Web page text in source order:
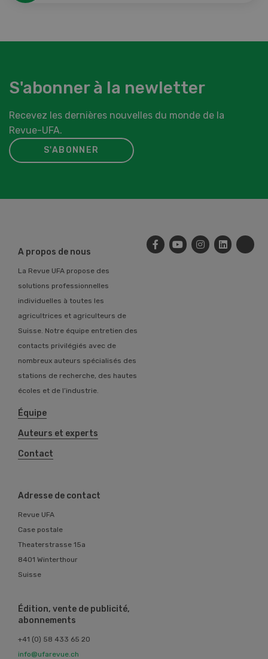
S'abonner à la newletter
Recevez les dernières nouvelles du monde de la
Revue-UFA.
S'ABONNER
A propos de nous
La Revue UFA propose des
solutions professionnelles
individuelles à toutes les
agricultrices et agriculteurs de
Suisse. Notre équipe entretien des
contacts privilégiés avec de
nombreux auteurs spécialisés des
stations de recherche, des hautes
écoles et de l’industrie.
Équipe
Auteurs et experts
Contact
Adresse de contact
Revue UFA
Case postale
Theaterstrasse 15a
8401 Winterthour
Suisse
Édition, vente de publicité,
abonnements
+41 (0) 58 433 65 20
info@ufarevue.ch